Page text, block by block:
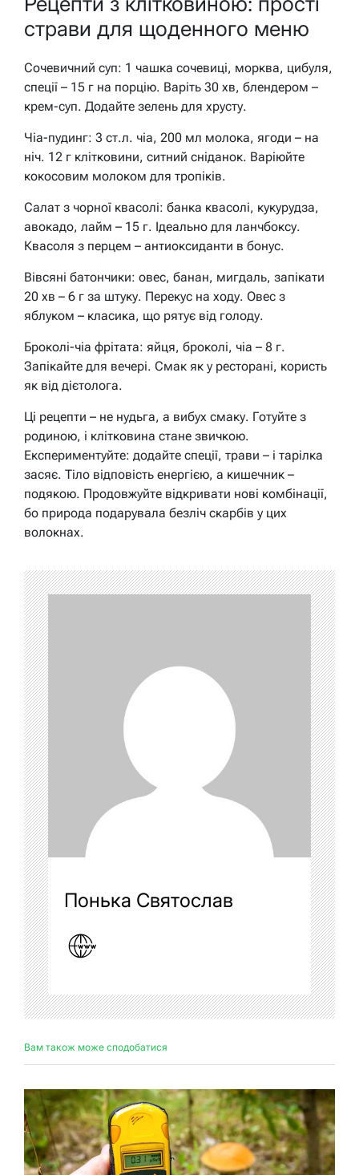
страви для щоденного меню
Сочевичний суп: 1 чашка сочевиці, морква, цибуля,
спеції – 15 г на порцію. Варіть 30 хв, блендером –
крем-суп. Додайте зелень для хрусту.
Чіа-пудинг: 3 ст.л. чіа, 200 мл молока, ягоди – на
ніч. 12 г клітковини, ситний сніданок. Варіюйте
кокосовим молоком для тропіків.
Салат з чорної квасолі: банка квасолі, кукурудза,
авокадо, лайм – 15 г. Ідеально для ланчбоксу.
Квасоля з перцем – антиоксиданти в бонус.
Вівсяні батончики: овес, банан, мигдаль, запікати
20 хв – 6 г за штуку. Перекус на ходу. Овес з
яблуком – класика, що рятує від голоду.
Броколі-чіа фрітата: яйця, броколі, чіа – 8 г.
Запікайте для вечері. Смак як у ресторані, користь
як від дієтолога.
Ці рецепти – не нудьга, а вибух смаку. Готуйте з
родиною, і клітковина стане звичкою.
Експериментуйте: додайте спеції, трави – і тарілка
засяє. Тіло відповість енергією, а кишечник –
подякою. Продовжуйте відкривати нові комбінації,
бо природа подарувала безліч скарбів у цих
волокнах.
Понька Святослав
Вам також може сподобатися